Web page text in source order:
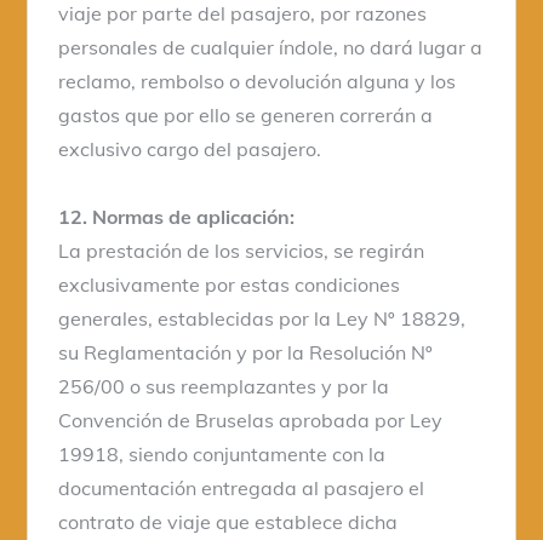
viaje por parte del pasajero, por razones
personales de cualquier índole, no dará lugar a
reclamo, rembolso o devolución alguna y los
gastos que por ello se generen correrán a
exclusivo cargo del pasajero.
12. Normas de aplicación:
La prestación de los servicios, se regirán
exclusivamente por estas condiciones
generales, establecidas por la Ley Nº 18829,
su Reglamentación y por la Resolución Nº
256/00 o sus reemplazantes y por la
Convención de Bruselas aprobada por Ley
19918, siendo conjuntamente con la
documentación entregada al pasajero el
contrato de viaje que establece dicha